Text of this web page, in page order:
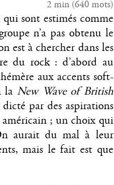
2 min(640mots)
sont estimés comme
n’a pas obtenu le
est à chercher dans les
du rock : d’abord au
aux accents soft-
la New Wave of British
par des aspirations
américain ; un choix qui
aurait du mal à leur
mais le fait est que